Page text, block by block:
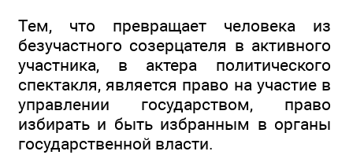
Тем, что превращает человека из
безучастного созерцателя в активного
участника, в актера политического
спектакля, является право на участие в
управлении государством, право
избирать и быть избранным в органы
государственной власти.